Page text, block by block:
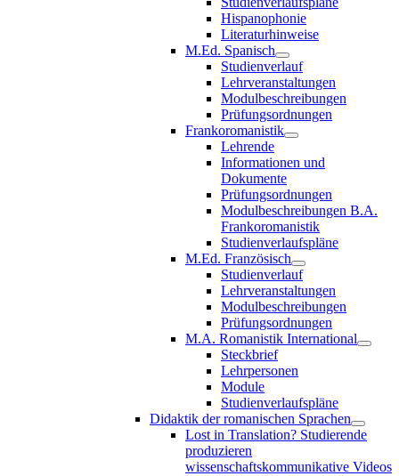
Hispanophonie
Literaturhinweise
M.Ed. Spanisch
Studienverlauf
Lehrveranstaltungen
Modulbeschreibungen
Prüfungsordnungen
Frankoromanistik
Lehrende
Informationen und
Dokumente
Prüfungsordnungen
Modulbeschreibungen B.A.
Frankoromanistik
Studienverlaufspläne
M.Ed. Französisch
Studienverlauf
Lehrveranstaltungen
Modulbeschreibungen
Prüfungsordnungen
M.A. Romanistik International
Steckbrief
Lehrpersonen
Module
Studienverlaufspläne
Didaktik der romanischen Sprachen
Lost in Translation? Studierende
produzieren
wissenschaftskommunikative Videos